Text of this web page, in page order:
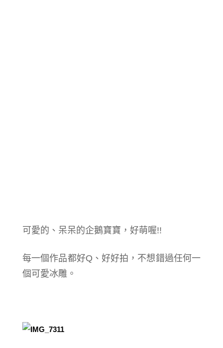
可愛的、呆呆的企鵝寶寶，好萌喔!!
每一個作品都好Q、好好拍，不想錯過任何一
個可愛冰雕。